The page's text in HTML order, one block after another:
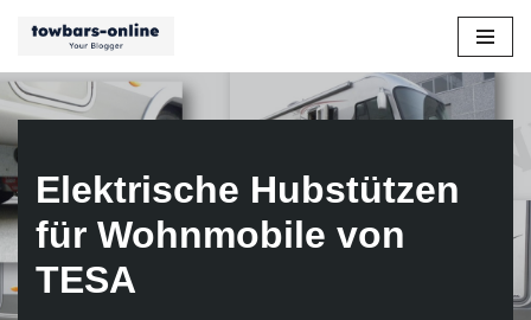
Inhalt
springen
Elektrische Hubstützen
für Wohnmobile von
TESA